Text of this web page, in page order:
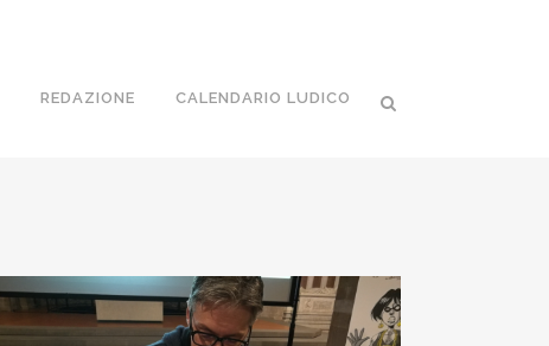
REDAZIONE CALENDARIO LUDICO